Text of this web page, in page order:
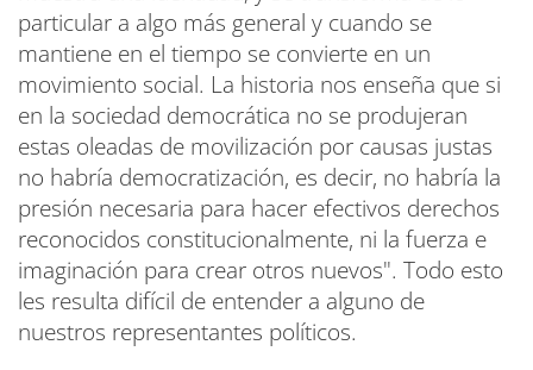
particular a algo más general y cuando se
mantiene en el tiempo se convierte en un
movimiento social. La historia nos enseña que si
en la sociedad democrática no se produjeran
estas oleadas de movilización por causas justas
no habría democratización, es decir, no habría la
presión necesaria para hacer efectivos derechos
reconocidos constitucionalmente, ni la fuerza e
imaginación para crear otros nuevos". Todo esto
les resulta difícil de entender a alguno de
nuestros representantes políticos.